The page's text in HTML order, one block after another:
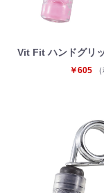
Vit Fit ハンドグリ
￥605